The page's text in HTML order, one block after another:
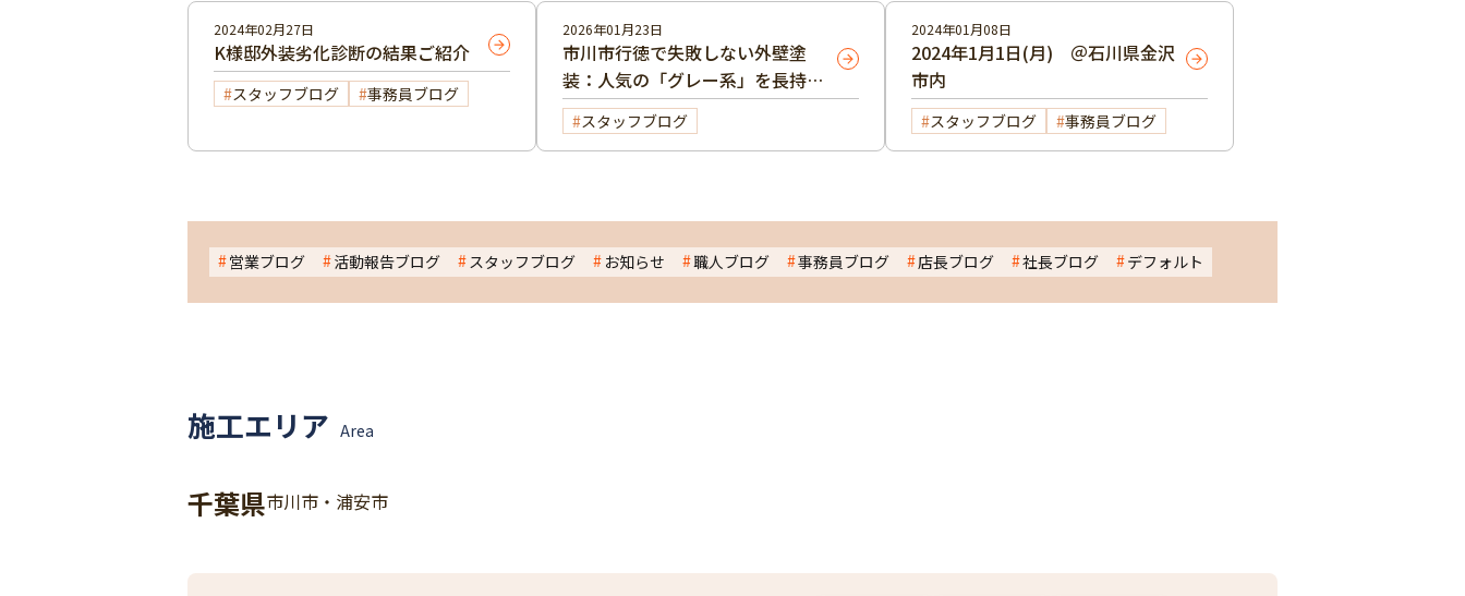
2024年02月27日
K様邸外装劣化診断の結果ご紹介
スタッフブログ 事務員ブログ
2026年01月23日
市川市行徳で失敗しない外壁塗
装：人気の「グレー系」を長持ち
させる色選び・費用・業者選びの
極意スタッフブログ
2024年01月08日
2024年1月1日(月) ＠石川県金沢
市内
スタッフブログ 事務員ブログ
営業ブログ 活動報告ブログ スタッフブログ お知らせ 職人ブログ 事務員ブログ 店長ブログ 社長ブログ デフォルト
施工エリア Area
千葉県市川市・浦安市